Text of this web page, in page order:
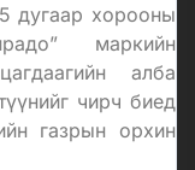
дугаар хорооны
маркийн
алба
чирч биед
газрын орхин